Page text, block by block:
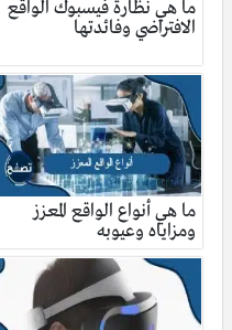
ما هي نظارة فيسبوك الواقع
الافتراضي وفائدتها
ما هي أنواع الواقع المعزز
ومزاياه وعيوبه